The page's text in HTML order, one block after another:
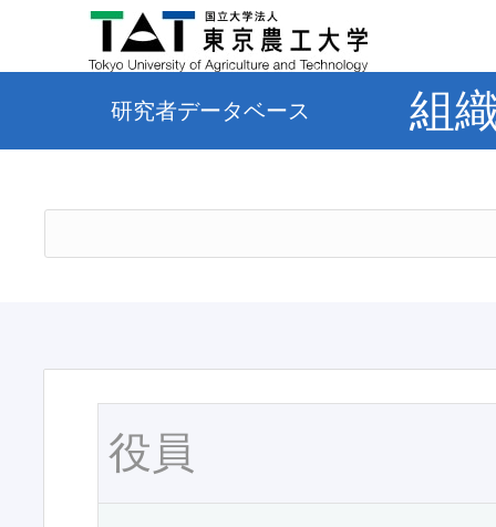
研究者データベース 組
役員